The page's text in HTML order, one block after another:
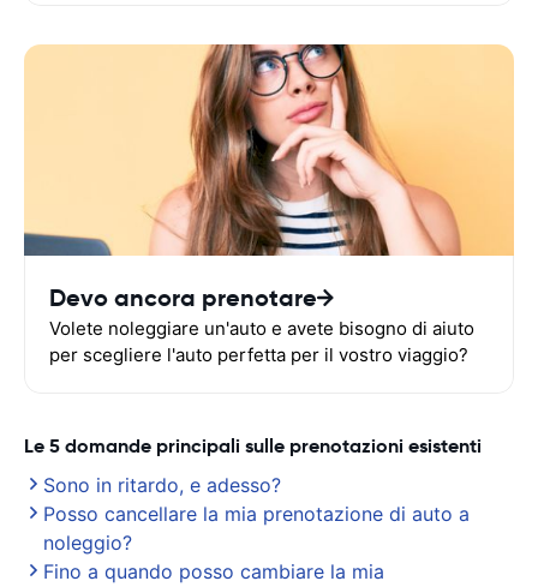
Devo ancora prenotare
Volete noleggiare un'auto e avete bisogno di aiuto
per scegliere l'auto perfetta per il vostro viaggio?
Le 5 domande principali sulle prenotazioni esistenti
Sono in ritardo, e adesso?
Posso cancellare la mia prenotazione di auto a
noleggio?
Fino a quando posso cambiare la mia